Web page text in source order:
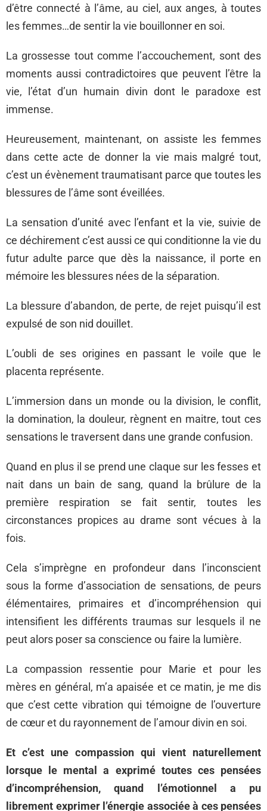
d’être connecté à l’âme, au ciel, aux anges, à toutes
les femmes…de sentir la vie bouillonner en soi.
La grossesse tout comme l’accouchement, sont des
moments aussi contradictoires que peuvent l’être la
vie, l’état d’un humain divin dont le paradoxe est
immense.
Heureusement, maintenant, on assiste les femmes
dans cette acte de donner la vie mais malgré tout,
c’est un évènement traumatisant parce que toutes les
blessures de l’âme sont éveillées.
La sensation d’unité avec l’enfant et la vie, suivie de
ce déchirement c’est aussi ce qui conditionne la vie du
futur adulte parce que dès la naissance, il porte en
mémoire les blessures nées de la séparation.
La blessure d’abandon, de perte, de rejet puisqu’il est
expulsé de son nid douillet.
L’oubli de ses origines en passant le voile que le
placenta représente.
L’immersion dans un monde ou la division, le conflit,
la domination, la douleur, règnent en maitre, tout ces
sensations le traversent dans une grande confusion.
Quand en plus il se prend une claque sur les fesses et
nait dans un bain de sang, quand la brûlure de la
première respiration se fait sentir, toutes les
circonstances propices au drame sont vécues à la
fois.
Cela s’imprègne en profondeur dans l’inconscient
sous la forme d’association de sensations, de peurs
élémentaires, primaires et d’incompréhension qui
intensifient les différents traumas sur lesquels il ne
peut alors poser sa conscience ou faire la lumière.
La compassion ressentie pour Marie et pour les
mères en général, m’a apaisée et ce matin, je me dis
que c’est cette vibration qui témoigne de l’ouverture
de cœur et du rayonnement de l’amour divin en soi.
Et c’est une compassion qui vient naturellement
lorsque le mental a exprimé toutes ces pensées
d’incompréhension, quand l’émotionnel a pu
librement exprimer l’énergie associée à ces pensées